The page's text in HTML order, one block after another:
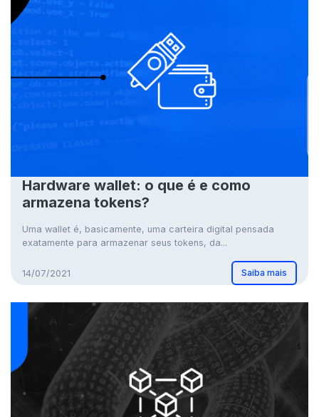
Hardware wallet: o que é e como
armazena tokens?
Uma wallet é, basicamente, uma carteira digital pensada
exatamente para armazenar seus tokens, da...
14/07/2021 Saiba mais